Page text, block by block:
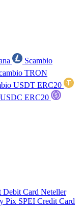
Scambio
TRON
USDT ERC20
ERC20
Debit Card Neteller
Pix SPEI Credit Card